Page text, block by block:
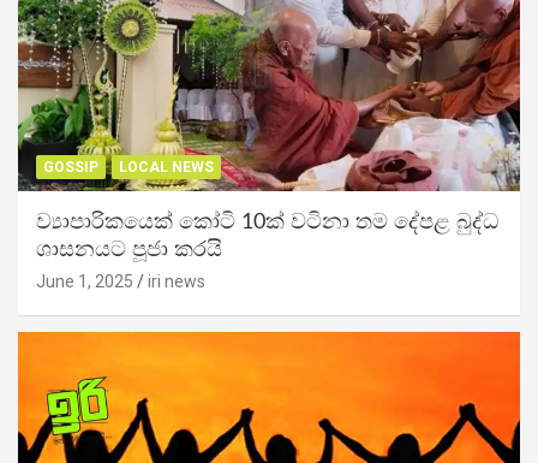
GOSSIP LOCAL NEWS
ව්‍යාපාරිකයෙක් කෝටි 10ක් වටිනා තම දේපළ බුද්ධ
ශාසනයට පූජා කරයි
June 1, 2025 iri news